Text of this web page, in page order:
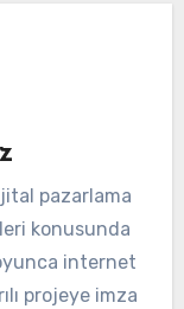
pazarlama
konusunda
internet
projeye imza